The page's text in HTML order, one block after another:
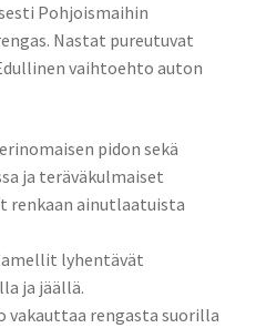
Pohjoismaihin
Nastat pureutuvat
vaihtoehto auton
pidon sekä
ja teräväkulmaiset
renkaan ainutlaatuista
lyhentävät
ja jäällä.
vakauttaa rengasta suorilla